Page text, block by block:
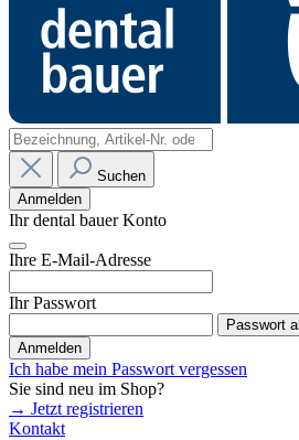
Suchen
Anmelden
Ihr dental bauer Konto
Ihre E-Mail-Adresse
Ihr Passwort
Passwort
Anmelden
Ich habe mein Passwort vergessen
Sie sind neu im Shop?
→ Jetzt registrieren
Kontakt